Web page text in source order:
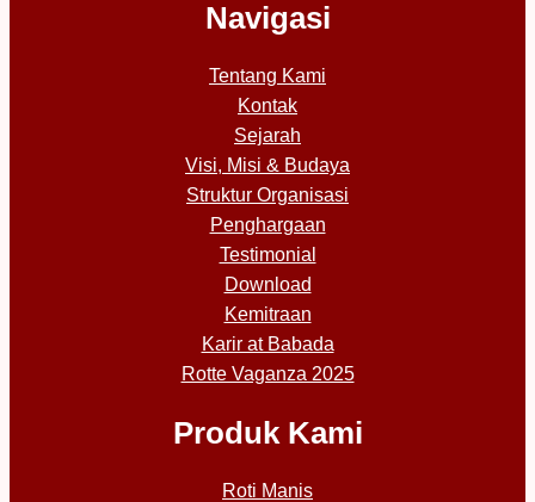
Navigasi
Tentang Kami
Kontak
Sejarah
Visi, Misi & Budaya
Struktur Organisasi
Penghargaan
Testimonial
Download
Kemitraan
Karir at Babada
Rotte Vaganza 2025
Produk Kami
Roti Manis